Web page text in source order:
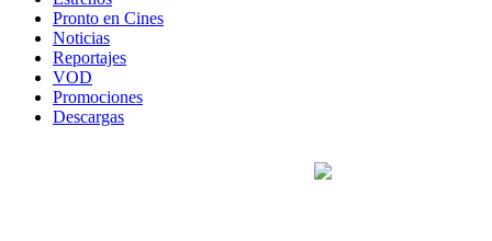
Pronto en Cines
Noticias
Reportajes
VOD
Promociones
Descargas